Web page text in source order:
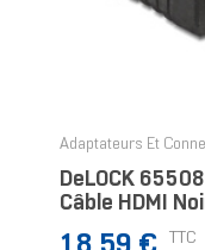
Adaptateurs Et
DeLOCK
Câble HDMI
Prix TTC